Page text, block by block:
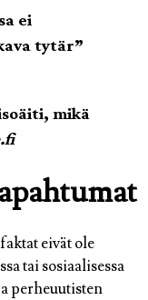
ei
tytär”
mikä
eivät ole
tai sosiaalisessa
perheuutisten